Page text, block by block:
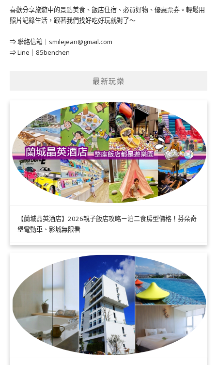
喜歡分享旅遊中的景點美食、飯店住宿、必買好物、優惠票券。輕鬆用
照片記錄生活，跟著我們找好吃好玩就對了～
⇒ 聯絡信箱｜ smilejean@gmail.com
⇒ Line｜85benchen
最新玩樂
【蘭城晶英酒店】2026親子飯店攻略ㄧ泊二食房型價格！芬朵奇
堡電動車、影城無限看